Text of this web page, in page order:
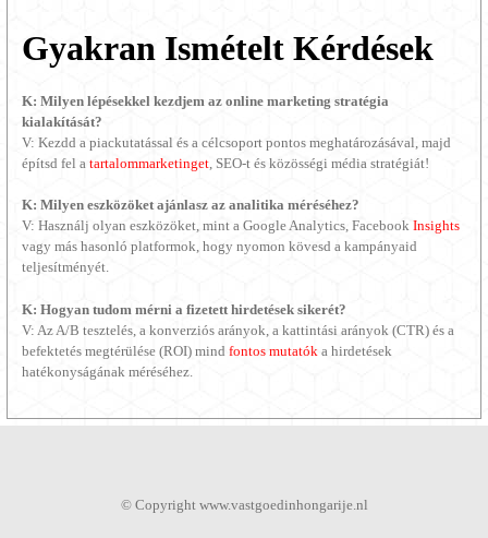
Gyakran Ismételt Kérdések
K: Milyen lépésekkel kezdjem az online marketing stratégia
kialakítását?
V: Kezdd a piackutatással és a célcsoport pontos meghatározásával, majd
építsd fel atartalommarketinget, SEO-t és közösségi média stratégiát!
K: Milyen eszközöket ajánlasz az analitika méréséhez?
V: Használj olyan eszközöket, mint a Google Analytics, FacebookInsights
vagy más hasonló platformok, hogy nyomon kövesd a kampányaid
teljesítményét.
K: Hogyan tudom mérni a fizetett hirdetések sikerét?
V: Az A/B tesztelés, a konverziós arányok, a kattintási arányok (CTR) és a
befektetés megtérülése (ROI) mindfontos mutatók a hirdetések
hatékonyságának méréséhez.
© Copyright www.vastgoedinhongarije.nl